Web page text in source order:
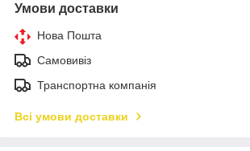
Умови доставки
Нова Пошта
Самовивіз
Транспортна компанія
Всі умови доставки